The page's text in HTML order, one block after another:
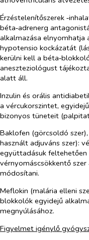
Érzéstelenítőszerek
béta‑adrenerg
alkalmazása elnyomhatja
hypotensio kockázatát
kerülni kell a
aneszteziológust
alatt áll.
Inzulin és orális
a vércukorszintet,
bizonyos tüneteit
Baklofen (görcsoldó
használt adjuváns szer):
együttadásuk feltehetően
vérnyomáscsökkentő
módosítani.
Meflokin (malária elleni
blokkolók egyidejű
megnyúlásához.
Figyelmet igénylő